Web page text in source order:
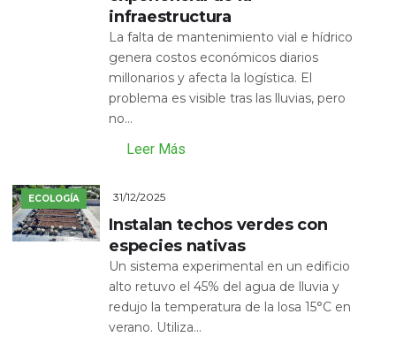
infraestructura
La falta de mantenimiento vial e hídrico
genera costos económicos diarios
millonarios y afecta la logística. El
problema es visible tras las lluvias, pero
no...
Leer Más
ECOLOGÍA 31/12/2025
Instalan techos verdes con
especies nativas
Un sistema experimental en un edificio
alto retuvo el 45% del agua de lluvia y
redujo la temperatura de la losa 15°C en
verano. Utiliza...